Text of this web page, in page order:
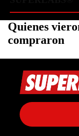
Quienes
compraron
Información
Política de